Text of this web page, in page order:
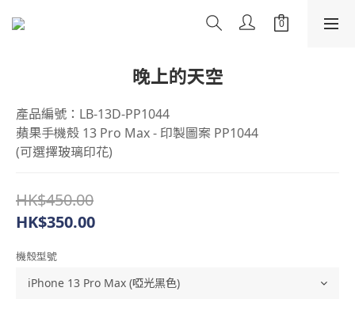
晚上的天空
產品編號：LB-13D-PP1044
蘋果手機殼 13 Pro Max - 印製圖案 PP1044
(可選擇玻璃印花)
HK$450.00
HK$350.00
機殼型號